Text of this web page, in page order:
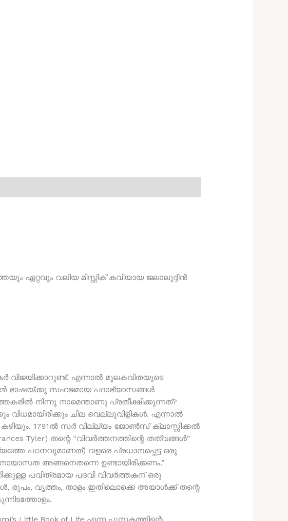
ഏറ്റവും വലിയ മിസ്റ്റിക് കവിയായ ജലാലുദ്ദീൻ
വിജയിക്കാറുണ്ട്. എന്നാൽ മൂലകവിതയുടെ
ഭാഷയ്ക്കു സഹജമായ പദാഭ്യാസങ്ങൾ
നിന്നു നാമെന്താണു പ്രതീക്ഷിക്കുന്നത്?
വിധമായിരിക്കും ചില വെല്ലുവിളികൾ. എന്നാൽ
കഴിയും. 1791ൽ സർ വില്ല്യം ജോൺസ് ക്ലാസ്സിക്കൽ
Tyler) തന്റെ “വിവർത്തനത്തിന്റെ തത്വങ്ങൾ”
പഠനവുമാണത്) വളരെ പ്രധാനപ്പെട്ട ഒരു
അങ്ങനെതന്നെ ഉണ്ടായിരിക്കണം.”
പവിത്രമായ പദവി വിവർത്തകന്‌ ഒരു
രൂപം, വൃത്തം, താളം ഇതിലൊക്കെ അയാൾക്ക് തന്റെ